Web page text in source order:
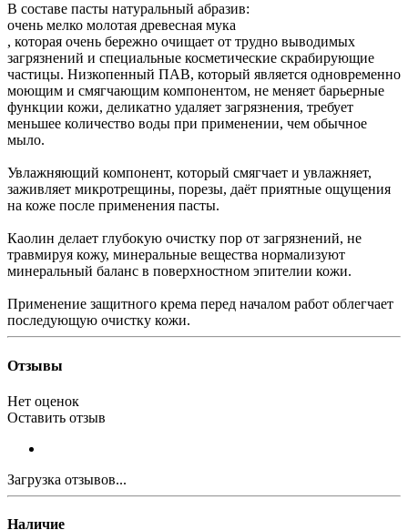
В составе пасты натуральный абразив:
очень мелко молотая древесная мука
, которая очень бережно очищает от трудно выводимых
загрязнений и специальные косметические скрабирующие
частицы. Низкопенный ПАВ, который является одновременно
моющим и смягчающим компонентом, не меняет барьерные
функции кожи, деликатно удаляет загрязнения, требует
меньшее количество воды при применении, чем обычное
мыло.
Увлажняющий компонент, который смягчает и увлажняет,
заживляет микротрещины, порезы, даёт приятные ощущения
на коже после применения пасты.
Каолин делает глубокую очистку пор от загрязнений, не
травмируя кожу, минеральные вещества нормализуют
минеральный баланс в поверхностном эпителии кожи.
Применение защитного крема перед началом работ облегчает
последующую очистку кожи.
Отзывы
Нет оценок
Оставить отзыв
Загрузка отзывов...
Наличие